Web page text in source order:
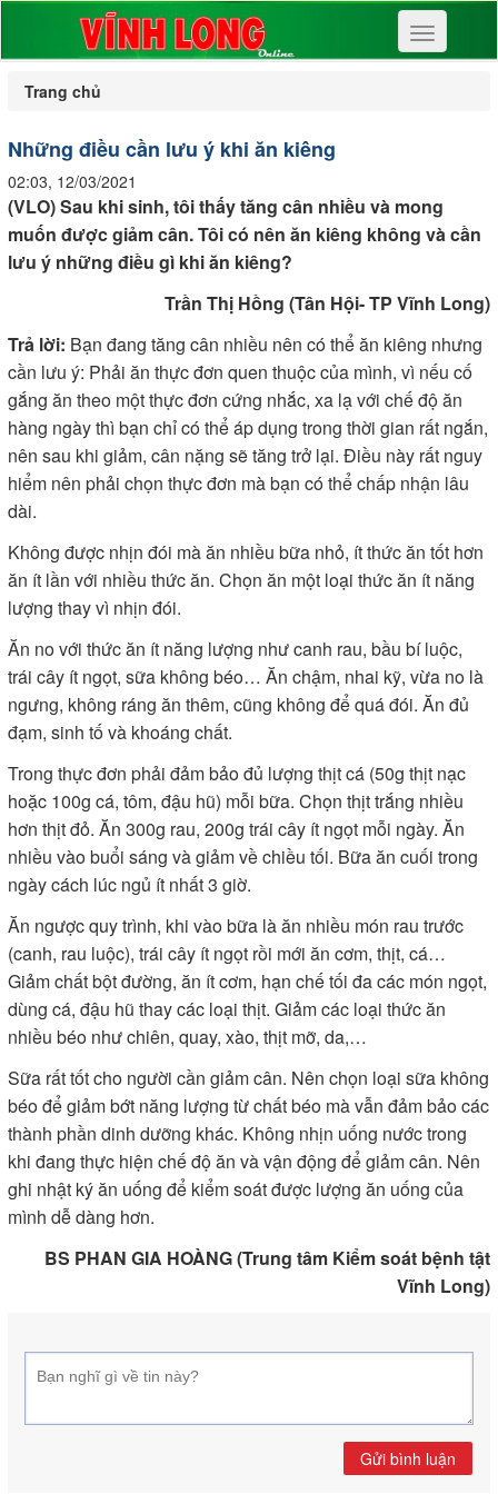
Toggle
navigation
Trang chủ
Những điều cần lưu ý khi ăn kiêng
02:03, 12/03/2021
(VLO) Sau khi sinh, tôi thấy tăng cân nhiều và mong
muốn được giảm cân. Tôi có nên ăn kiêng không và cần
lưu ý những điều gì khi ăn kiêng?
Trần Thị Hồng (Tân Hội- TP Vĩnh Long)
Trả lời: Bạn đang tăng cân nhiều nên có thể ăn kiêng nhưng
cần lưu ý: Phải ăn thực đơn quen thuộc của mình, vì nếu cố
gắng ăn theo một thực đơn cứng nhắc, xa lạ với chế độ ăn
hàng ngày thì bạn chỉ có thể áp dụng trong thời gian rất ngắn,
nên sau khi giảm, cân nặng sẽ tăng trở lại. Điều này rất nguy
hiểm nên phải chọn thực đơn mà bạn có thể chấp nhận lâu
dài.
Không được nhịn đói mà ăn nhiều bữa nhỏ, ít thức ăn tốt hơn
ăn ít lần với nhiều thức ăn. Chọn ăn một loại thức ăn ít năng
lượng thay vì nhịn đói.
Ăn no với thức ăn ít năng lượng như canh rau, bầu bí luộc,
trái cây ít ngọt, sữa không béo… Ăn chậm, nhai kỹ, vừa no là
ngưng, không ráng ăn thêm, cũng không để quá đói. Ăn đủ
đạm, sinh tố và khoáng chất.
Trong thực đơn phải đảm bảo đủ lượng thịt cá (50g thịt nạc
hoặc 100g cá, tôm, đậu hũ) mỗi bữa. Chọn thịt trắng nhiều
hơn thịt đỏ. Ăn 300g rau, 200g trái cây ít ngọt mỗi ngày. Ăn
nhiều vào buổi sáng và giảm về chiều tối. Bữa ăn cuối trong
ngày cách lúc ngủ ít nhất 3 giờ.
Ăn ngược quy trình, khi vào bữa là ăn nhiều món rau trước
(canh, rau luộc), trái cây ít ngọt rồi mới ăn cơm, thịt, cá…
Giảm chất bột đường, ăn ít cơm, hạn chế tối đa các món ngọt,
dùng cá, đậu hũ thay các loại thịt. Giảm các loại thức ăn
nhiều béo như chiên, quay, xào, thịt mỡ, da,…
Sữa rất tốt cho người cần giảm cân. Nên chọn loại sữa không
béo để giảm bớt năng lượng từ chất béo mà vẫn đảm bảo các
thành phần dinh dưỡng khác. Không nhịn uống nước trong
khi đang thực hiện chế độ ăn và vận động để giảm cân. Nên
ghi nhật ký ăn uống để kiểm soát được lượng ăn uống của
mình dễ dàng hơn.
BS PHAN GIA HOÀNG (Trung tâm Kiểm soát bệnh tật
Vĩnh Long)
Gửi bình luận